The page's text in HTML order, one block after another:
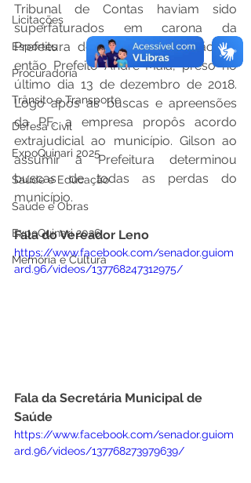
Licitações
Esportes
Procuradoria
Trânsito e Transporte
Defesa Civil
ExpoQuinari 2025
Saúde e Educação
Saúde e Obras
ExpoQuinari 2026
Memória e Cultura
Tribunal de Contas haviam sido
superfaturados em carona da
Prefeitura do Quinari, na gestão do
então Prefeito André Maia, preso no
último dia 13 de dezembro de 2018.
Logo após as buscas e apreensões
da PF, a empresa propôs acordo
extrajudicial ao município. Gilson ao
assumir a Prefeitura determinou
buscas de todas as perdas do
município.
Fala do Vereador Leno
https://www.facebook.com/senador.guiom
ard.96/videos/137768247312975/
Fala da Secretária Municipal de
Saúde
https://www.facebook.com/senador.guiom
ard.96/videos/137768273979639/